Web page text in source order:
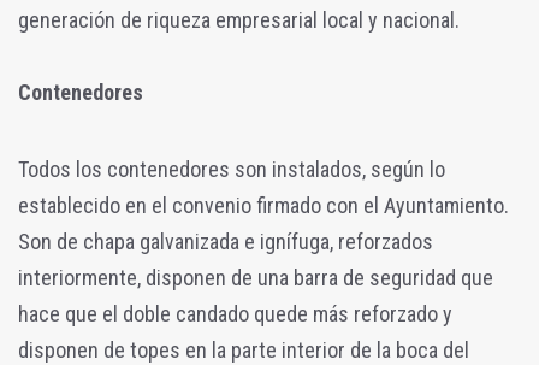
generación de riqueza empresarial local y nacional.
Contenedores
Todos los contenedores son instalados, según lo
establecido en el convenio firmado con el Ayuntamiento.
Son de chapa galvanizada e ignífuga, reforzados
interiormente, disponen de una barra de seguridad que
hace que el doble candado quede más reforzado y
disponen de topes en la parte interior de la boca del